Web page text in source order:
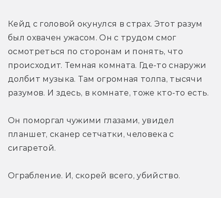
Кейд с головой окунулся в страх. Этот разум
был охвачен ужасом. Он с трудом смог
осмотреться по сторонам и понять, что
происходит. Темная комната. Где-то снаружи
долбит музыка. Там огромная толпа, тысячи
разумов. И здесь, в комнате, тоже кто-то есть.
Он поморгал чужими глазами, увидел
планшет, сканер сетчатки, человека с
сигаретой.
Ограбление. И, скорей всего, убийство.